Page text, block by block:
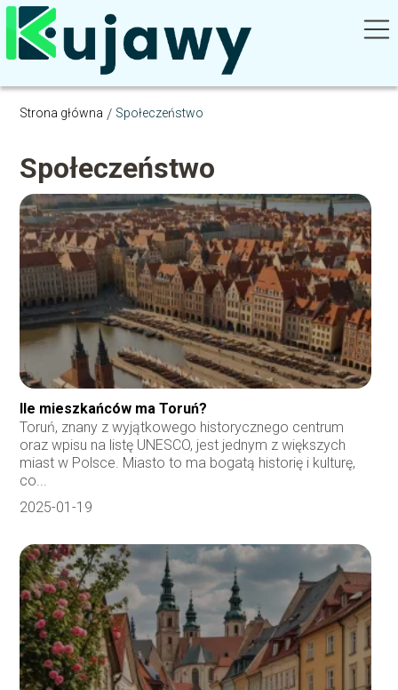
Strona główna / Społeczeństwo
Społeczeństwo
Ile mieszkańców ma Toruń?
Toruń, znany z wyjątkowego historycznego centrum
oraz wpisu na listę UNESCO, jest jednym z większych
miast w Polsce. Miasto to ma bogatą historię i kulturę,
co...
2025-01-19